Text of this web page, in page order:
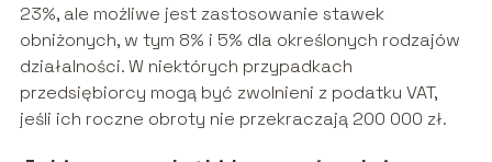
23%, ale możliwe jest zastosowanie stawek
obniżonych, w tym 8% i 5% dla określonych rodzajów
działalności. W niektórych przypadkach
przedsiębiorcy mogą być zwolnieni z podatku VAT,
jeśli ich roczne obroty nie przekraczają 200 000 zł.